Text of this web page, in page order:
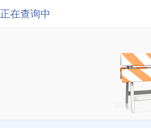
正在查询中